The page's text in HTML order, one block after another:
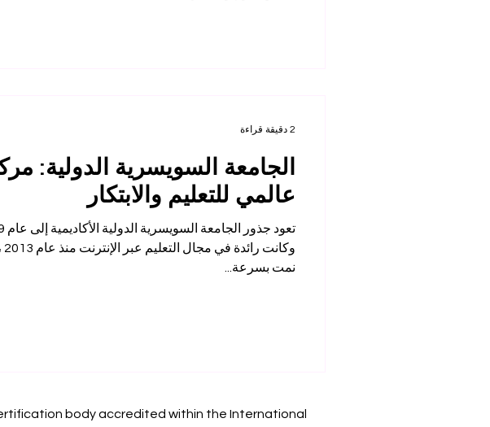
الجامعة السويسرية الدولية:
عالمي للتعليم والابتكار
نمت بسرعة...
2 دقيقة قراءة
body accredited within the International